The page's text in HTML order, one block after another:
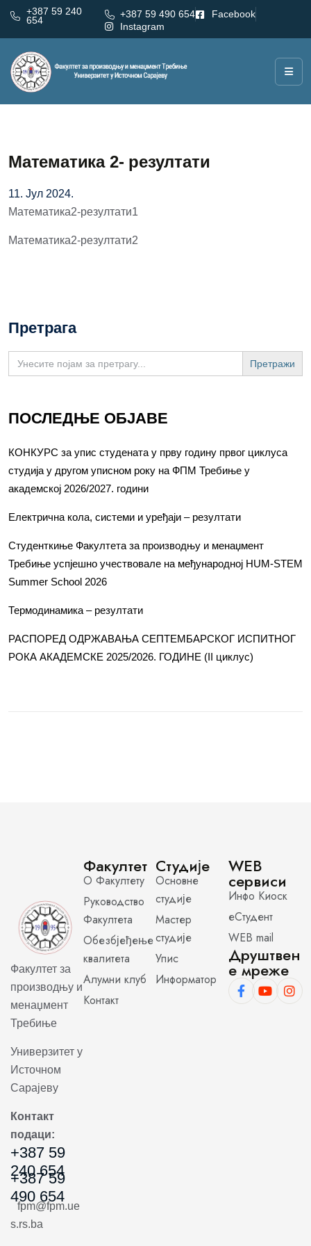
+387 59 240
654
+387 59 490 654
Facebook
Instagram
Математика 2- резултати
11. Јул 2024.
Математика2-резултати1
Математика2-резултати2
Претрага
Search
for:
ПОСЛЕДЊЕ ОБЈАВЕ
КОНКУРС за упис студената у прву годину првог циклуса
студија у другом уписном року на ФПМ Требиње у
академској 2026/2027. години
Електрична кола, системи и уређаји – резултати
Студенткиње Факултета за производњу и менаџмент
Требиње успјешно учествовале на међународној HUM-STEM
Summer School 2026
Термодинамика – резултати
РАСПОРЕД ОДРЖАВАЊА СЕПТЕМБАРСКОГ ИСПИТНОГ
РОКА АКАДЕМСКЕ 2025/2026. ГОДИНЕ (II циклус)
Факултет за
производњу и
менаџмент
Требиње
Универзитет у
Источном
Сарајеву
Контакт
подаци:
+387 59
240 654
+387 59
490 654
fpm@fpm.ue
s.rs.ba
Факултет
О Факултету
Руководство
Факултета
Обезбјеђење
квалитета
Алумни клуб
Контакт
Студије
Основне
студије
Мастер
студије
Упис
Информатор
WEB
сервиси
Инфо Киоск
еСтудент
WEB mail
Друштвен
е мреже